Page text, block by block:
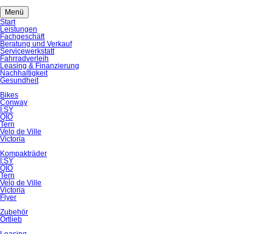
Menü
Navigation
überspringen
Start
Leistungen
Fachgeschäft
Beratung und Verkauf
Servicewerkstatt
Fahrradverleih
Leasing & Finanzierung
Nachhaltigkeit
Gesundheit
Bikes
Conway
I:SY
QIO
Tern
Velo de Ville
Victoria
Kompakträder
I:SY
QIO
Tern
Velo de Ville
Victoria
Flyer
Zubehör
Ortlieb